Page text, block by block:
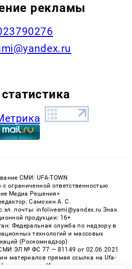
рекламы
СМИ: UFA-TOWN
ограниченной ответственностью
Медиа Решения»
Самохин А. С.
эл. почты: infolivesmi@yandex.ru Знак
продукции: 16+
Федеральная служба по надзору в
технологий и массовых
(Роскомнадзор)
ЭЛ № ФС 77 — 81149 от 02.06.2021
материалов прямая ссылка на Ufa-
в Интернете возможно